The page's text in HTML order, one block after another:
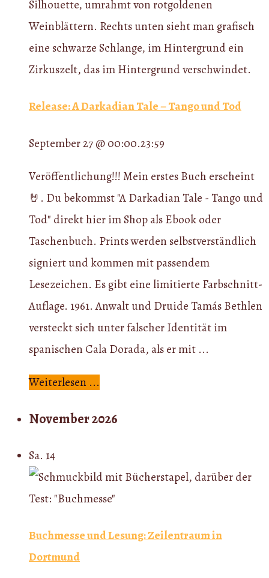
Release: A Darkadian Tale – Tango und Tod
September 27 @ 00:00.23:59
Veröffentlichung!!! Mein erstes Buch erscheint
🤘. Du bekommst "A Darkadian Tale - Tango und
Tod" direkt hier im Shop als Ebook oder
Taschenbuch. Prints werden selbstverständlich
signiert und kommen mit passendem
Lesezeichen. Es gibt eine limitierte Farbschnitt-
Auflage. 1961. Anwalt und Druide Tamás Bethlen
versteckt sich unter falscher Identität im
spanischen Cala Dorada, als er mit ...
Weiterlesen ...
November 2026
Sa. 14
Buchmesse und Lesung: Zeilentraum in
Dortmund